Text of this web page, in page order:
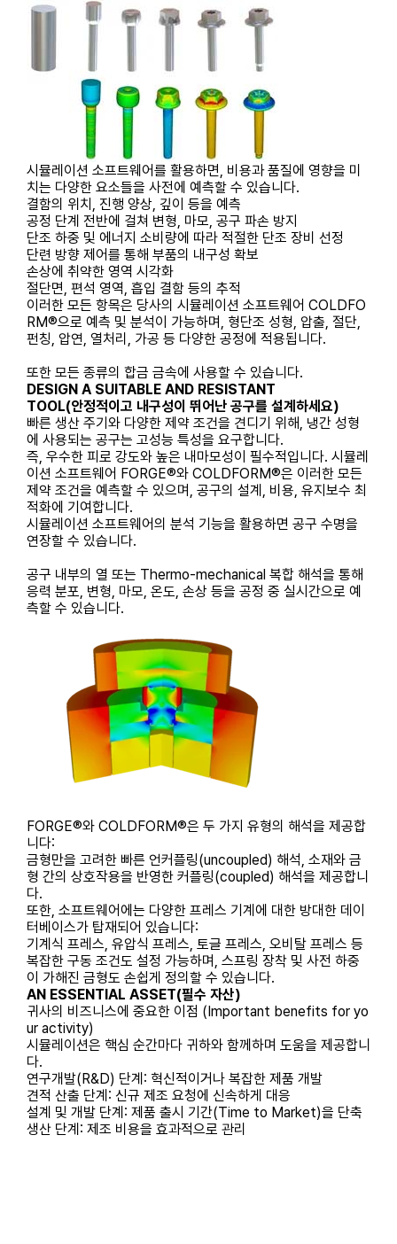
시뮬레이션 소프트웨어를 활용하면, 비용과 품질에 영향을 미
치는 다양한 요소들을 사전에 예측할 수 있습니다.
결함의 위치, 진행 양상, 깊이 등을 예측
공정 단계 전반에 걸쳐 변형, 마모, 공구 파손 방지
단조 하중 및 에너지 소비량에 따라 적절한 단조 장비 선정
단련 방향 제어를 통해 부품의 내구성 확보
손상에 취약한 영역 시각화
절단면, 편석 영역, 흡입 결함 등의 추적
이러한 모든 항목은 당사의 시뮬레이션 소프트웨어 COLDFO
RM®으로 예측 및 분석이 가능하며, 형단조 성형, 압출, 절단,
펀칭, 압연, 열처리, 가공 등 다양한 공정에 적용됩니다.
또한 모든 종류의 합금 금속에 사용할 수 있습니다.
DESIGN A SUITABLE AND RESISTANT
TOOL(안정적이고 내구성이 뛰어난 공구를 설계하세요)
빠른 생산 주기와 다양한 제약 조건을 견디기 위해, 냉간 성형
에 사용되는 공구는 고성능 특성을 요구합니다.
즉, 우수한 피로 강도와 높은 내마모성이 필수적입니다. 시뮬레
이션 소프트웨어 FORGE®와 COLDFORM®은 이러한 모든
제약 조건을 예측할 수 있으며, 공구의 설계, 비용, 유지보수 최
적화에 기여합니다.
시뮬레이션 소프트웨어의 분석 기능을 활용하면 공구 수명을
연장할 수 있습니다.
공구 내부의 열 또는 Thermo-mechanical 복합 해석을 통해
응력 분포, 변형, 마모, 온도, 손상 등을 공정 중 실시간으로 예
측할 수 있습니다.
FORGE®와 COLDFORM®은 두 가지 유형의 해석을 제공합
니다:
금형만을 고려한 빠른 언커플링(uncoupled) 해석, 소재와 금
형 간의 상호작용을 반영한 커플링(coupled) 해석을 제공합니
또한, 소프트웨어에는 다양한 프레스 기계에 대한 방대한 데이
터베이스가 탑재되어 있습니다:
기계식 프레스, 유압식 프레스, 토글 프레스, 오비탈 프레스 등
복잡한 구동 조건도 설정 가능하며, 스프링 장착 및 사전 하중
이 가해진 금형도 손쉽게 정의할 수 있습니다.
AN ESSENTIAL ASSET(필수 자산)
귀사의 비즈니스에 중요한 이점 (Important benefits for yo
ur activity)
시뮬레이션은 핵심 순간마다 귀하와 함께하며 도움을 제공합니
연구개발(R&D) 단계: 혁신적이거나 복잡한 제품 개발
견적 산출 단계: 신규 제조 요청에 신속하게 대응
설계 및 개발 단계: 제품 출시 기간(Time to Market)을 단축
생산 단계: 제조 비용을 효과적으로 관리